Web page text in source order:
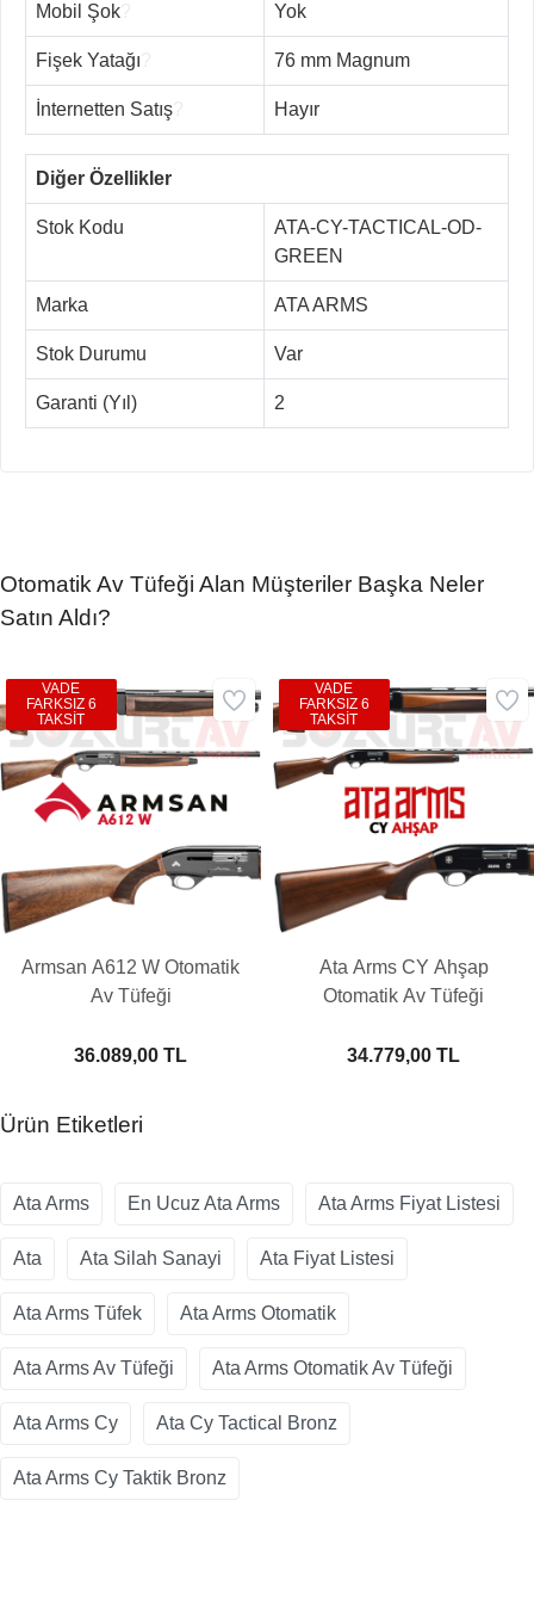
Mobil Şok Yok
Fişek Yatağı 76 mm Magnum
İnternetten Satış Hayır
Diğer Özellikler
Stok Kodu
ATA-CY-TACTICAL-OD-
GREEN
Marka ATA ARMS
Stok Durumu Var
Garanti (Yıl) 2
Otomatik Av Tüfeği Alan Müşteriler Başka Neler
Satın Aldı?
Armsan A612 W Otomatik
Av Tüfeği
36.089,00 TL
VADE
FARKSIZ 6
TAKSİT
Ata Arms CY Ahşap
Otomatik Av Tüfeği
34.779,00 TL
VADE
FARKSIZ 6
TAKSİT
Ürün Etiketleri
Ata Arms En Ucuz Ata Arms Ata Arms Fiyat Listesi
Ata Ata Silah Sanayi Ata Fiyat Listesi
Ata Arms Tüfek Ata Arms Otomatik
Ata Arms Av Tüfeği Ata Arms Otomatik Av Tüfeği
Ata Arms Cy Ata Cy Tactical Bronz
Ata Arms Cy Taktik Bronz